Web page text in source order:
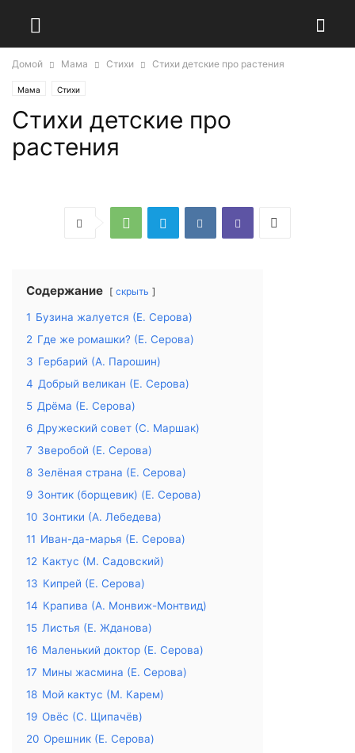
Домой Мама Стихи Стихи детские про растения
Мама Стихи
Стихи детские про
растения
Содержание скрыть
1 Бузина жалуется (Е. Серова)
2 Где же ромашки? (Е. Серова)
3 Гербарий (А. Парошин)
4 Добрый великан (Е. Серова)
5 Дрёма (Е. Серова)
6 Дружеский совет (С. Маршак)
7 Зверобой (Е. Серова)
8 Зелёная страна (Е. Серова)
9 Зонтик (борщевик) (Е. Серова)
10 Зонтики (А. Лебедева)
11 Иван-да-марья (Е. Серова)
12 Кактус (М. Садовский)
13 Кипрей (Е. Серова)
14 Крапива (А. Монвиж-Монтвид)
15 Листья (Е. Жданова)
16 Маленький доктор (Е. Серова)
17 Мины жасмина (Е. Серова)
18 Мой кактус (М. Карем)
19 Овёс (С. Щипачёв)
20 Орешник (Е. Серова)